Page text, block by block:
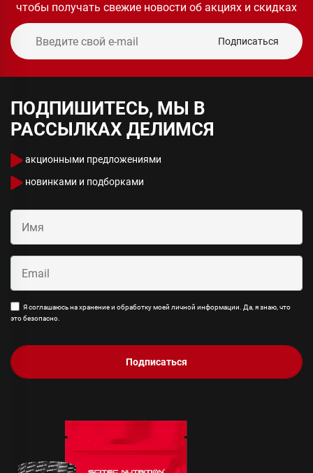
чтобы получать свежие новости об акциях и скидках
Подписаться
ПОДПИШИТЕСЬ, МЫ В
РАССЫЛКАХ ДЕЛИМСЯ
акционными предложениями
новинками и подборками
Я соглашаюсь на хранение и обработку моей личной информации. Да, я знаю, что
это безопасно.
Подписаться